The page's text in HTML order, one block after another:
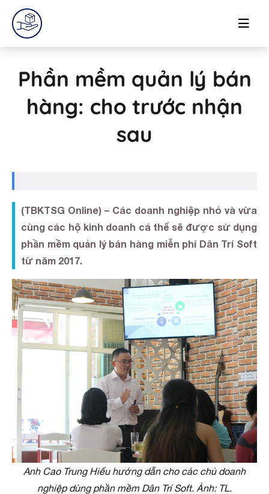
Phần mềm quản lý bán
hàng: cho trước nhận
sau
(TBKTSG Online) – Các doanh nghiệp nhỏ và vừa
cùng các hộ kinh doanh cá thể sẽ được sử dụng
phần mềm quản lý bán hàng miễn phí Dân Trí Soft
từ năm 2017.
Anh Cao Trung Hiếu hướng dẫn cho các chủ doanh
nghiệp dùng phần mềm Dân Trí Soft. Ảnh: TL.